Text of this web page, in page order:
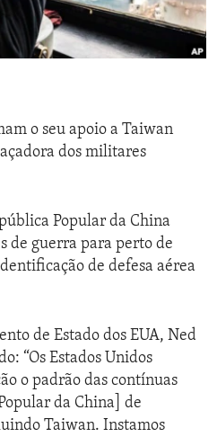
o seu apoio a Taiwan
dos militares
Popular da China
de guerra para perto de
de defesa aérea
de Estado dos EUA, Ned
“Os Estados Unidos
o padrão das contínuas
da China] de
Taiwan. Instamos